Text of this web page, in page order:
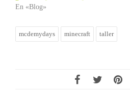
En «Blog»
mcdemydays minecraft taller